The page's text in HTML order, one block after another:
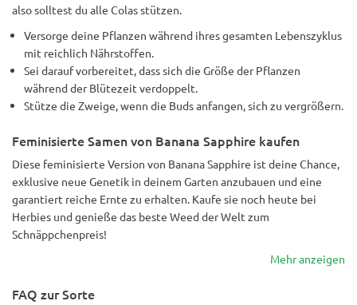
also solltest du alle Colas stützen.
Versorge deine Pflanzen während ihres gesamten Lebenszyklus
mit reichlich Nährstoffen.
Sei darauf vorbereitet, dass sich die Größe der Pflanzen
während der Blütezeit verdoppelt.
Stütze die Zweige, wenn die Buds anfangen, sich zu vergrößern.
Feminisierte Samen von Banana Sapphire kaufen
Diese feminisierte Version von Banana Sapphire ist deine Chance,
exklusive neue Genetik in deinem Garten anzubauen und eine
garantiert reiche Ernte zu erhalten. Kaufe sie noch heute bei
Herbies und genieße das beste Weed der Welt zum
Schnäppchenpreis!
Mehr anzeigen
FAQ zur Sorte